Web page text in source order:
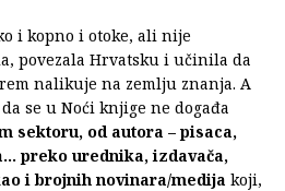
i kopno i otoke, ali nije
povezala Hrvatsku i učinila da
nalikuje na zemlju znanja. A
se u Noći knjige ne događa
sektoru, od autora – pisaca,
preko urednika, izdavača,
i brojnih novinara/medija koji,